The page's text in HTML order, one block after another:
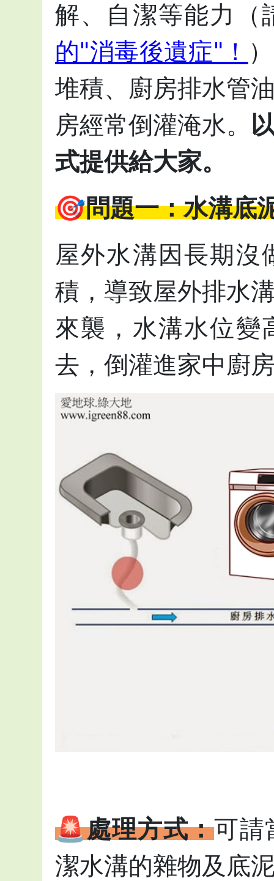
解、自潔等能力（
的"消毒後遺症"！
堆積、廚房排水管
房經常倒灌淹水。
式提供給大家。
🎯問題一：水溝底
屋外水溝因長期沒
積，導致屋外排水
來襲，水溝水位變
去，倒灌進家中廚
🚨處理方式：可請
潔水溝的雜物及底